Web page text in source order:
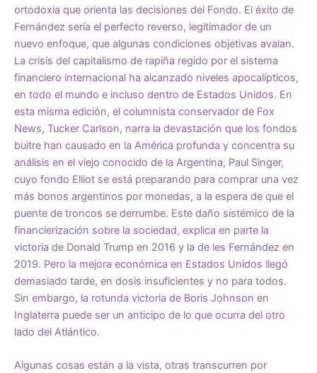
ortodoxia que orienta las decisiones del Fondo. El éxito de
Fernández sería el perfecto reverso, legitimador de un
nuevo enfoque, que algunas condiciones objetivas avalan.
La crisis del capitalismo de rapiña regido por el sistema
financiero internacional ha alcanzado niveles apocalípticos,
en todo el mundo e incluso dentro de Estados Unidos. En
esta misma edición, el columnista conservador de Fox
News, Tucker Carlson, narra la devastación que los fondos
buitre han causado en la América profunda y concentra su
análisis en el viejo conocido de la Argentina, Paul Singer,
cuyo fondo Elliot se está preparando para comprar una vez
más bonos argentinos por monedas, a la espera de que el
puente de troncos se derrumbe. Este daño sistémico de la
financierización sobre la sociedad, explica en parte la
victoria de Donald Trump en 2016 y la de les Fernández en
2019. Pero la mejora económica en Estados Unidos llegó
demasiado tarde, en dosis insuficientes y no para todos.
Sin embargo, la rotunda victoria de Boris Johnson en
Inglaterra puede ser un anticipo de lo que ocurra del otro
lado del Atlántico.
Algunas cosas están a la vista, otras transcurren por